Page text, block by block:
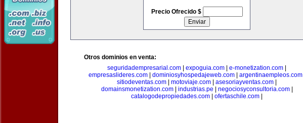
Precio Ofrecido $
Otros dominios en venta:
seguridadempresarial.com
expoguia.com e-monetization.com
empresaslideres.com| dominiosyhospedajeweb.com| argentinaempleos.com|
sitiodeventas.com
motoviaje.com asesoriayventas.com
domainsmonetization.com| industrias.pe negociosyconsultoria.com|
catalogodepropiedades.com
ofertaschile.com